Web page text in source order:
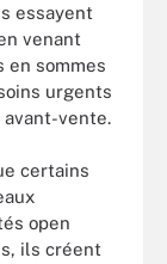
essayent
venant
en sommes
urgents
vente.
certains
open
ils créent